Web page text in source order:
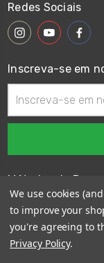
Redes Sociais
Inscreva-se em
de
email
Métodos de
We use cookies
to improve your
you're agreeing to
Privacy Policy.